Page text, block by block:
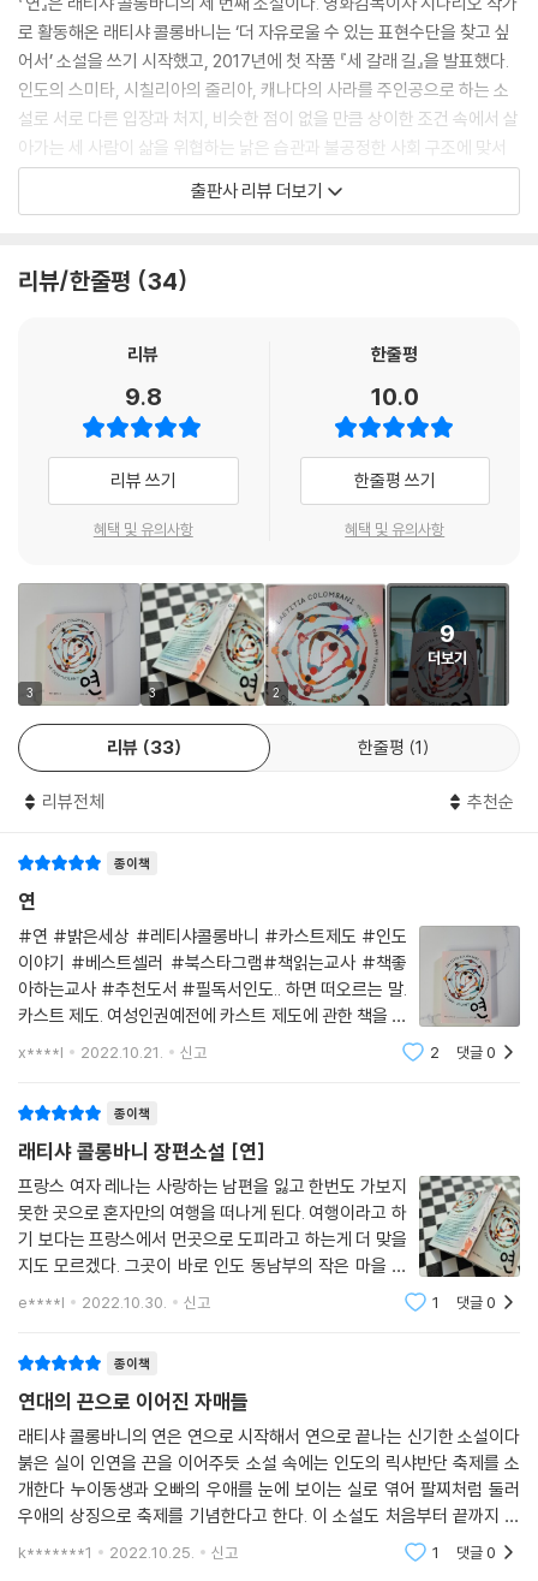
바닷물을 향해 몸을 던지는 순간 세찬 파도가 덮쳐오더니 순식간에 넓은
바다로 끌고 들어갔다. 처음에는 바닷물에 잠겨 들지 않으려고 몸을 허우
적거렸고, 힘껏 발버둥을 치며 헤엄쳐보려고 했지만 허사였다. 몸이 자꾸
만 가라앉는 걸 느끼면서 본능적으로 남아있는 힘을 짜내기 위해 몸부림을
쳤지만 여러 날 고통 속에서 불면의 밤을 지내느라 기력을 모두 상실한 상
태라 조금의 힘조차 남아있지 않았다. 의식을 잃기 직전 마지막으로 눈에
잡힌 건 머리 위 하늘에서 자유롭게 펄럭이는 연이었다.
--- pp.34~35
레나는 아이가 불가촉민이라는 이유로 교육받을 기회를 원천 봉쇄당한 사
실을 받아들이기 힘들었다. 아이의 부모를 찾아가 교육에 대한 이야기를
찾아야 했다. 아이의 부모에게 딸이 총명하고 재능이 있다는 사실을 납득
시켜야 했다. 아이에게 공부할 수 있는 기회를 제공한다면 가난의 굴레에
서 벗어날 수 있다고 설득할 필요가 있었다. 아이의 부모 역시 이 마을의 주
민들 대부분이 그렇듯이 글을 배운 적이 없을 것이다. 레나는 그들에게 문
맹이나 무지가 숙명이 아니라는 사실을 말해주고 싶었다. 가난한 집에서
태어났다고 평생 어렵게 살아가는 걸 운명처럼 받아들여서는 안 된다는 말
을 해주고 싶었다. 교육을 받게 되면 스스로 삶을 전복시킬 힘을 가질 수 있
들에게는 반드시 마련해주어야 한다고.
--- pp.63~64
세월이 흐르고, 시대가 바뀌었어도 불가촉민을 천시하는 풍조는 바뀌지 않
았다. 불가촉민들은 여전히 ‘파리아’, 즉 ‘불순해서 사회로부터 내쫓긴 사람
들’로 취급되고 있었다. 게다가 여자는 남자보다 더욱 열등한 존재라는 인
식이 당연하다는 듯 이어져 오고 있었다. 달리트이면서 여자로 태어나는
건 최악의 저주였다. 레드 브리게이드의 단장과 단원들은 몸이 닿아서는
안 되는 불가촉민이었고, 누구나 제멋대로 강간해도 상관없는 여자로 취급
때 이웃 남자에게 성폭행을 당했다. 부모가 집을 비운 사이 끔찍한 일이 벌
어진 것이다.
“이 나라에서 강간은 국민스포츠나 다름없어요.”
단장의 목소리에 분노가 짙게 배어있었다.
“달리트는 아무리 끔찍한 강간을 당해도 하소연할 곳이 없어요.”
피해자가 달리트일 경우 경찰에 고발해봐야 가해자가 기소되는 경우는 거
의 없다고 했다.
다. 레나도 아이처럼 견디기 힘든 지옥을 겪었고, 지금도 벗어나기 위해 하
루하루 애쓰고 있었다. 레나가 인도의 남동부 오지까지 떠나온 건 고통을
견디기 위한 안간힘이었다. 이곳에 온 레나는 난파한 배에서 홀로 살아남
은 가엾은 요정을 만나게 되었다.
식당 주인 부부의 어려운 형편을 이해했지만 아이의 미래와 맞바꿀 수는
는 아이가 고향에서 도망쳐오던 길에서도 결코 포기하지 못한 짐이었다.
아이는 살아남기 위해, 이 세상에 존재하기 위해 기꺼이 짐을 짊어졌다. 아
이가 침묵 속에 자신을 가둔 건 유일한 저항 방법이었기 때문이다. 다만 침
묵이 자신을 겨누게 되리라는 걸 미처 몰랐을 뿐이다. 아이는 입에 재갈이
물린 상태로 침묵의 포로가 되어 있었다.
--- pp.93~94
모든 걸 잃고 살아남았다는 점에서 보자면 레나는 아이와 비슷한 처지였
는 바닷가 모래밭에서 무술을 연마하던 레드 브리게이드 단원들에게 달려
가 레나의 위기 상황을 알린다. 랄리타는 북부의 고향 마을을 떠나 남부의
마하발리푸람 마을까지 도주해왔지만 여전히 하루 종일 식당에서 일하는
노예의 삶에서 벗어나지 못하고 있는 실정이다. 어린 랄리타에게 잠자리와
먹을거리를 제공하는 대신 식당에서 일을 시키는 제임스는 병이 들어 일찍
세상을 하직한 아이 엄마의 사촌 오빠이다. 여성들에 대한 성폭력 사건이
자주 발생하는 인도에서 남성들의 폭력으로부터 스스로 자신을 지키고자
결성된 자경단이 바로 레드 브리게이드이다. 레드 브리게이드 단장 프리티
집을 나온 이후 자경단에 합류하게 되었다.
자 한다. 랄리타와 레드 브리게이드 단원들을 찾아 나선 레나는 비로소 인
도의 불가촉민들이 어떤 환경과 처지에 놓여 있는지 알게 된다. 조혼 강요
와 명예살인이 여전히 자행되는 인도 사회에서 불가촉민 출신 여성들이 받
아 안아야 하는 삶은 고통의 연속이다. 무엇보다 교육받을 기회를 차단당
한 가운데 어릴 때부터 아동 노동 착취를 당하다가 열 살이 넘으면 조혼을
강요당하고 난생 처음 본 남편의 집으로 들어가 살아야 하는 불가촉민 여
자아이들의 삶은 충격적이다.
레나는 차별을 거부하고 집을 나와 레드 브리게이드에 들어간 프리티와 새
로운 삶을 찾아 머나먼 북부에서 인도의 절반을 가로질러 마하발리푸람 마
을까지 온 랄리타를 만나는 동안 아이들을 교육 시킬 학교의 필요성을 절
감한다. 끈질기게 따라붙는 우울을 벗어던지지 못하고 방황하던 레나는 비
로소 자신이 해야 할 일이 무엇인지 깨닫는다. 레나는 불가촉민 여자아이
들에게 새로운 삶을 찾아줄 수 있는 유일한 방법은 교육밖에 없다고 판단
한다. 레나를 열심히 돕는 레드 브리게이드 단장 프리티, 새로운 삶을 찾아
동남부까지 왔지만 여전히 노예의 삶을 강요당하는 랄리타는 서로 힘을 합
로 활동해온 래티샤 콜롱바니는 ‘더 자유로울 수 있는 표현수단을 찾고 싶
어서’ 소설을 쓰기 시작했고, 2017년에 첫 작품 『세 갈래 길』을 발표했다.
인도의 스미타, 시칠리아의 줄리아, 캐나다의 사라를 주인공으로 하는 소
설로 서로 다른 입장과 처지, 비슷한 점이 없을 만큼 상이한 조건 속에서 살
아가는 세 사람이 삶을 위협하는 낡은 습관과 불공정한 사회 구조에 맞서
싸우는 이야기를 머리카락을 소재로 풀어나간다. 스미타가 평생 타인의 분
변을 치우며 살아야 하는 삶을 바꾸기 위해 딸 랄리타와 북부에서 동남부
에 뛰어든다.
『세 갈래 길』은 전혀 안면이 없는 세 여성의 삶이 머리카락이라는 보이지
찬사를 이끌어냈다. 2019년에 발표한 두 번째 소설 『여자들의 집』은 20세
기 초 구세군 지도자였던 블랑슈 페롱이 차별과 궁핍에 허덕이며 거리로
내몰린 여성들에게 피난처를 제공하기 위해 세운 ‘여성 궁전’을 배경으로
하는 소설이다. 오늘날에도 여전히 존재하는 차별과 고통 속에서도 자신의
삶을 지켜내려는 여성들의 연대와 희망을 담고 있는 소설이다.
2021년 작 『연』은 앞선 두 작품의 연장선상에 있는 소설로 역시 여성들의
고통스러운 삶을 다루고 있다. 전혀 예기치 못한 사고로 사랑하는 사람을
잃은 교사 레나는 새로운 삶의 지표를 찾기 위해 인도로 떠난다. 이 소설은
레나가 인도 동남부의 작은 마을 마하발리푸람에 머물면서 벌어지는 이야
기를 중심으로 전개된다. 벵골만에 접한 마하발리푸람 마을은 힌두교 유적
지로 유명한 관광 명소이지만 회복하기 힘든 상처를 안고 프랑스를 떠나온
레나에게는 세상으로부터 자신을 숨기기에 더없이 좋은 곳이다. 레나는 마
평선을 바라보거나 모래사장을 걷는 게 하루 일과의 전부이다. 인도에서도
들었다가 죽기 직전 가까스로 구출된다. 레나를 구출해준 사람은 매일 바
닷가에 나와 연을 날리는 아이와 도처에 폭력의 위험이 산재해 있는 마을
에서 자신의 몸을 지키기 위해 결성한 여성 자경단 레드 브리게이드 단원
들이다.
병원에서 퇴원한 레나는 목숨을 구해준 레드 브리게이드 단원들과 연을 날
리는 아이에게 감사를 표하고자 만남을 시도한다. 레드 브리게이드 단장
와 신념을 접하고 강한 인상을 받는다.
바닷가에서 연을 날리는 아이는 『세 갈래 길』의 주인공 스미타의 딸 랄리
타이다. 랄리타는 동남부의 낯선 곳 마하발리푸람 마을로 왔지만 갑작스러
운 엄마의 죽음에 충격을 받아 말을 잃고 자기 안으로 깊이 침잠하게 되었
다. 랄리타는 현재 엄마의 사촌인 제임스가 운영하는 바닷가 식당에서 매
일 일을 하며 잠자리와 먹을거리를 해결해야 하는 실정이다.
나왔지만 여전히 식당 일에 파묻혀 노예처럼 살아가는 랄리타를 만나본 이
후 비로소 자신이 해야 할 일이 무엇인지 깨닫는다. 인도 사회는 신분 차별
을 법적으로 금지하고 있지만 여전히 카스트 제도의 영향 아래 놓여 있다.
피부색과 성별에 따른 차별, 아동 노동 착취와 조혼으로 노예의 삶을 강요
당하는 불가촉민 여성들의 실상은 레나를 깊은 충격에 빠뜨린다.
랄리타에게 새로운 삶을 찾아주고자 애쓰는 레나는 마하발리푸람 마을의
여자아이들에게 교육받을 기회를 제공해주기 위해 학교 설립을 추진한다.
출판사 리뷰 더보기
리뷰/한줄평 34
리뷰
9.8
리뷰 쓰기
혜택 및 유의사항
한줄평
10.0
한줄평 쓰기
혜택 및 유의사항
3 3 2
9
더보기
리뷰 33 한줄평 1
리뷰전체 추천순
종이책
연
#연 #밝은세상 #레티샤콜롱바니 #카스트제도 #인도
이야기 #베스트셀러 #북스타그램#책읽는교사 #책좋
아하는교사 #추천도서 #필독서인도.. 하면 떠오르는 말.
카스트 제도. 여성인권예전에 카스트 제도에 관한 책을 너
무 재밌게(?) 읽었던 터라. 이번 책도 너무 기대되었다요
x****l 2022.10.21. 신고 2 댓글0
종이책
래티샤 콜롱바니 장편소설 [연]
프랑스 여자 레나는 사랑하는 남편을 잃고 한번도 가보지
못한 곳으로 혼자만의 여행을 떠나게 된다. 여행이라고 하
기 보다는 프랑스에서 먼곳으로 도피라고 하는게 더 맞을
지도 모르겠다. 그곳이 바로 인도 동남부의 작은 마을 마
하발리푸람 마을 이 곳에서 레나는 파도에 휩쓸려 죽을뻔
e****l 2022.10.30. 신고 1 댓글0
종이책
연대의 끈으로 이어진 자매들
래티샤 콜롱바니의 연은 연으로 시작해서 연으로 끝나는 신기한 소설이다
붉은 실이 인연을 끈을 이어주듯 소설 속에는 인도의 릭샤반단 축제를 소
개한다 누이동생과 오빠의 우애를 눈에 보이는 실로 엮어 팔찌처럼 둘러
우애의 상징으로 축제를 기념한다고 한다. 이 소설도 처음부터 끝까지 우
애의 끈으로 연결된 상징같다 축제와는 다르게 언니와 여동생 자매들의 우
k*******1 2022.10.25. 신고 1 댓글0